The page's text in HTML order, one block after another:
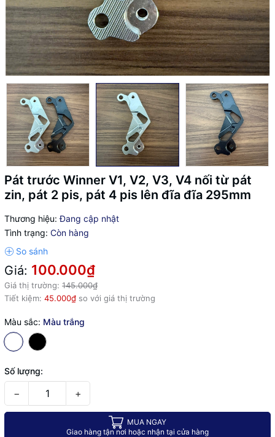
Pát trước Winner V1, V2, V3, V4 nối từ pát
zin, pát 2 pis, pát 4 pis lên đĩa đĩa 295mm
Thương hiệu: Đang cập nhật
Tình trạng: Còn hàng
Giá: 100.000₫
Giá thị trường: 145.000₫
Tiết kiệm: 45.000₫ so với giá thị trường
Màu sắc: Màu trắng
Số lượng:
− +
MUA NGAY
Giao hàng tận nơi hoặc nhận tại cửa hàng